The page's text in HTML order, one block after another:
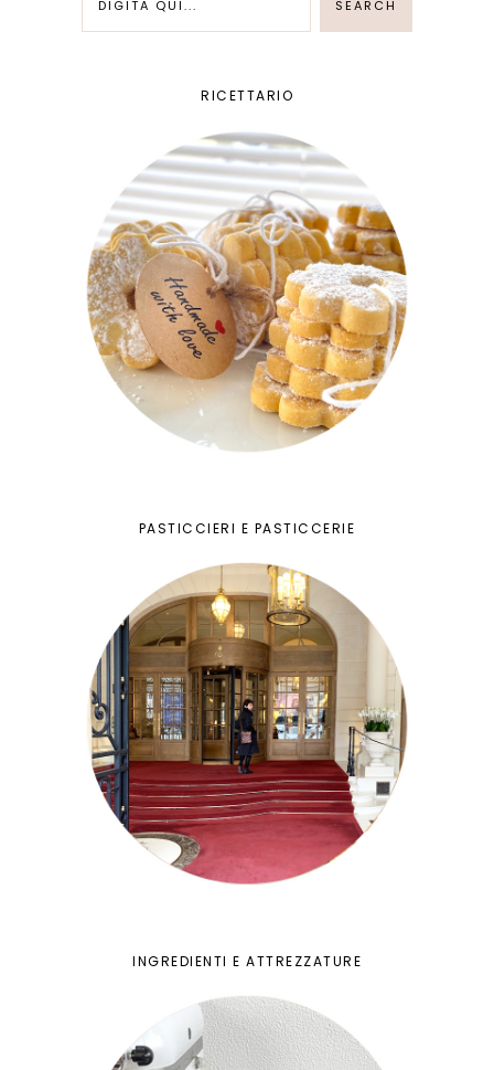
RICETTARIO
PASTICCIERI E PASTICCERIE
INGREDIENTI E ATTREZZATURE